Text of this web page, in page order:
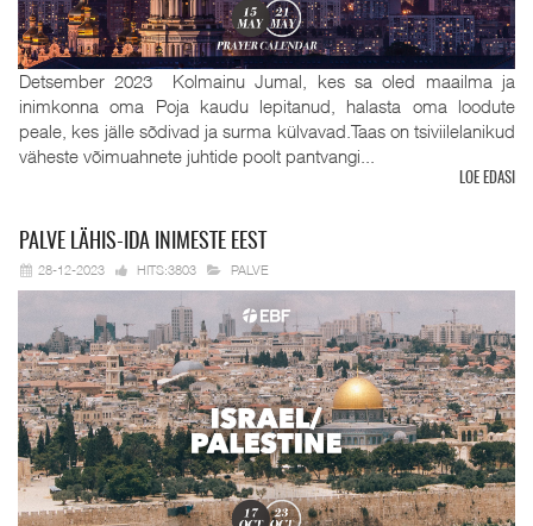
Detsember 2023 Kolmainu Jumal, kes sa oled maailma ja
inimkonna oma Poja kaudu lepitanud, halasta oma loodute
peale, kes jälle sõdivad ja surma külvavad.Taas on tsiviilelanikud
väheste võimuahnete juhtide poolt pantvangi...
LOE EDASI
PALVE LÄHIS-IDA INIMESTE EEST
28-12-2023 HITS:3803 PALVE